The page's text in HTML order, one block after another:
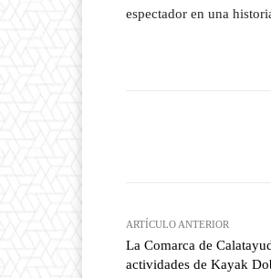
espectador en una
ARTÍCULO ANTERIOR
La Comarca de
actividades de Kayak